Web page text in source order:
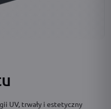
UV, trwały i estetyczny